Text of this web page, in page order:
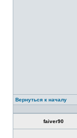
Вернуться к началу
faiver90